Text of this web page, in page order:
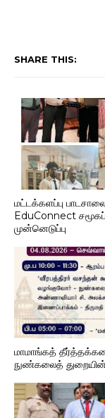
SHARE THIS:
மட்டக்களப்பு
EduConnect
முன்னெடுப்பு
மாமாங்கத்
நுண்கலைத் துறையின்